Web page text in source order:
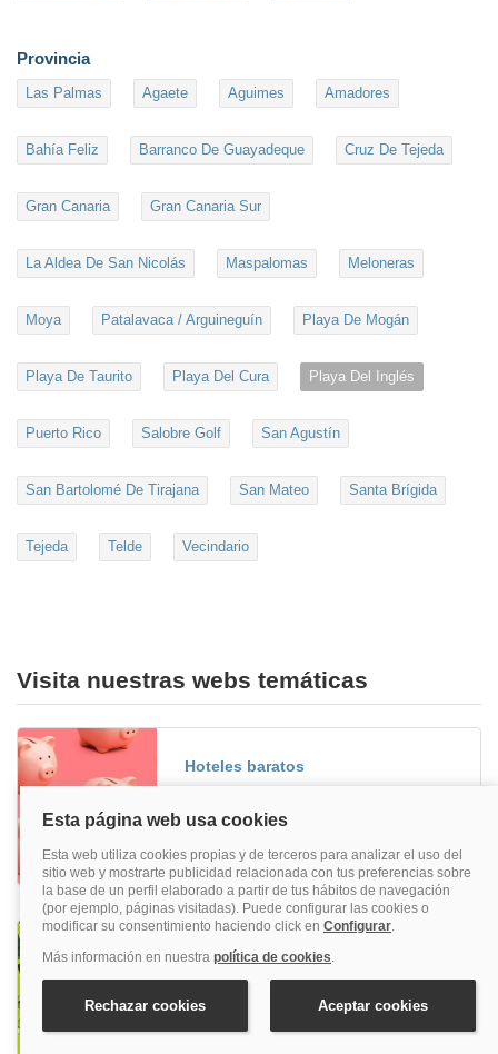
Provincia
Las Palmas Agaete Aguimes Amadores
Bahía Feliz Barranco De Guayadeque Cruz De Tejeda
Gran Canaria Gran Canaria Sur
La Aldea De San Nicolás Maspalomas Meloneras
Moya Patalavaca / Arguineguín Playa De Mogán
Playa De Taurito Playa Del Cura Playa Del Inglés
Puerto Rico Salobre Golf San Agustín
San Bartolomé De Tirajana San Mateo Santa Brígida
Tejeda Telde Vecindario
Visita nuestras webs temáticas
Hoteles baratos
hoteles baratos más ideales están aquí.
viaja todo el año.
Reservar hoteles para niños
es reservar alojamientos para niños y disfrutar
tanto mayores como pequeños, ¡encuentra